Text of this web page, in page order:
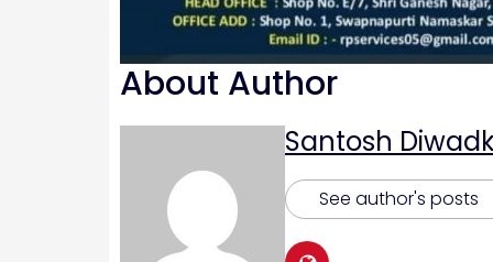
About Author
Santosh
See author's posts